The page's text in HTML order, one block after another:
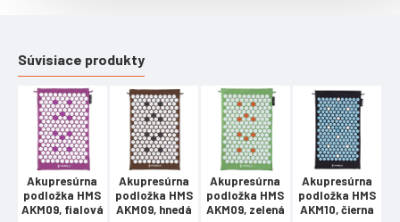
Súvisiace produkty
Akupresúrna
podložka HMS
AKM09, fialová
Akupresúrna
podložka HMS
AKM09, hnedá
Akupresúrna
podložka HMS
AKM09, zelená
Akupresúrna
podložka HMS
AKM10, čierna